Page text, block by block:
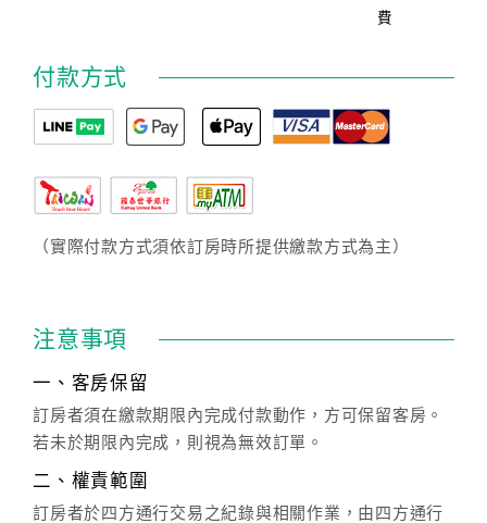
費
付款方式
（實際付款方式須依訂房時所提供繳款方式為主）
注意事項
一、客房保留
訂房者須在繳款期限內完成付款動作，方可保留客房。
若未於期限內完成，則視為無效訂單。
二、權責範圍
訂房者於四方通行交易之紀錄與相關作業，由四方通行